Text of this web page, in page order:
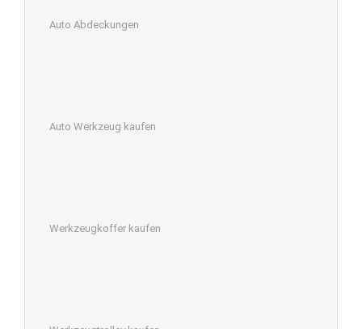
Auto Abdeckungen
Auto Werkzeug kaufen
Werkzeugkoffer kaufen